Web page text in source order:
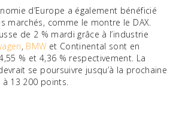
d’Europe a également bénéficié
marchés, comme le montre le DAX.
de 2 % mardi grâce à l’industrie
, BMW et Continental sont en
% et 4,36 % respectivement. La
se poursuivre jusqu’à la prochaine
13 200 points.